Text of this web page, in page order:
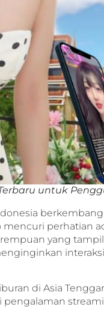
untuk
mencuri perhatian
yang
di Asia
pengalaman